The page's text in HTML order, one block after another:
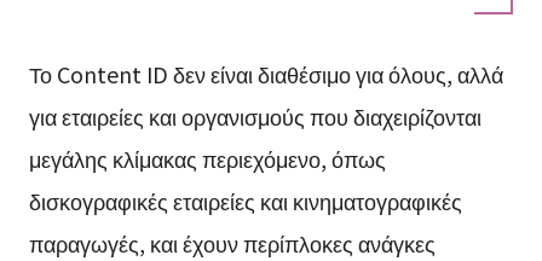
Το Content ID δεν είναι διαθέσιμο για όλους, αλλά
για εταιρείες και οργανισμούς που διαχειρίζονται
μεγάλης κλίμακας περιεχόμενο, όπως
δισκογραφικές εταιρείες και κινηματογραφικές
παραγωγές, και έχουν περίπλοκες ανάγκες